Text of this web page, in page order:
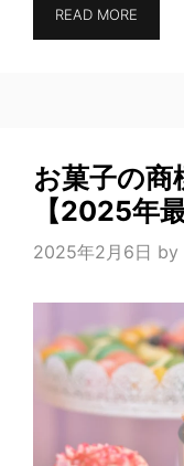
READ MORE
お菓子の商
【2025年
2025年2月6日 by